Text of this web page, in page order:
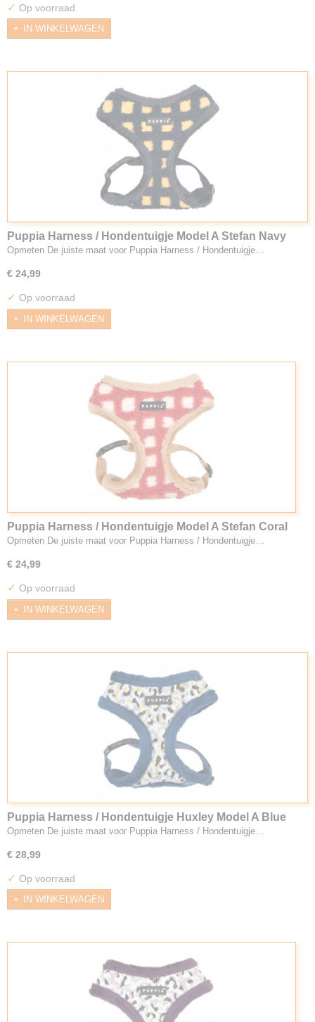
✓ Op voorraad
IN WINKELWAGEN
Puppia Harness / Hondentuigje Model A Stefan Navy
Opmeten De juiste maat voor Puppia Harness / Hondentuigje…
€ 24,99
✓ Op voorraad
IN WINKELWAGEN
Puppia Harness / Hondentuigje Model A Stefan Coral
Opmeten De juiste maat voor Puppia Harness / Hondentuigje…
€ 24,99
✓ Op voorraad
IN WINKELWAGEN
Puppia Harness / Hondentuigje Huxley Model A Blue
Opmeten De juiste maat voor Puppia Harness / Hondentuigje…
€ 28,99
✓ Op voorraad
IN WINKELWAGEN